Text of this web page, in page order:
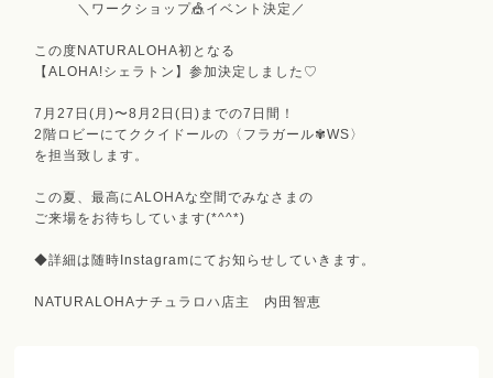
＼ワークショップ🎪イベント決定／
この度NATURALOHA初となる
【ALOHA!シェラトン】参加決定しました♡
7月27日(月)〜8月2日(日)までの7日間！
2階ロビーにてククイドールの〈フラガール✾WS〉
を担当致します。
この夏、最高にALOHAな空間でみなさまの
ご来場をお待ちしています(*^^*)
◆詳細は随時Instagramにてお知らせしていきます。
NATURALOHAナチュラロハ店主 内田智恵